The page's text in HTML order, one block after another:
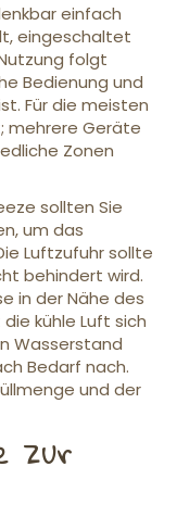
einfach
eingeschaltet
folgt
Bedienung und
Für die meisten
mehrere Geräte
Zonen
sollten Sie
um das
Luftzufuhr sollte
behindert wird.
in der Nähe des
kühle Luft sich
Wasserstand
Bedarf nach.
und der
zur